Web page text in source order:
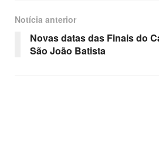
Notícia anterior
Novas datas das Finais do
São João Batista